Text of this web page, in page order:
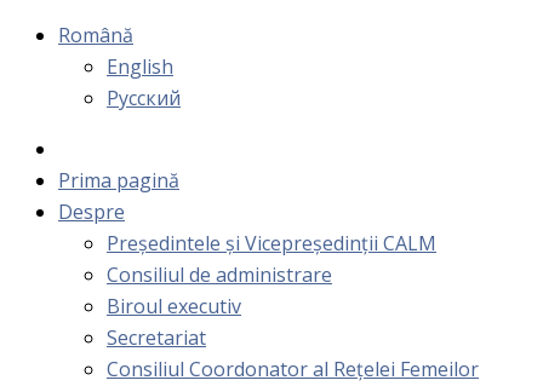
Română
English
Русский
Prima pagină
Despre
Președintele și Vicepreședinții CALM
Consiliul de administrare
Biroul executiv
Secretariat
Consiliul Coordonator al Rețelei Femeilor